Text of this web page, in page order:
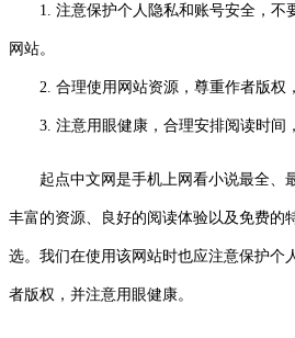
1. 注意保护个人隐私和账号安全，不
网站。
2. 合理使用网站资源，尊重作者版权，
3. 注意用眼健康，合理安排阅读时间，
起点中文网是手机上网看小说最全、
丰富的资源、良好的阅读体验以及免费的
选。我们在使用该网站时也应注意保护个
者版权，并注意用眼健康。